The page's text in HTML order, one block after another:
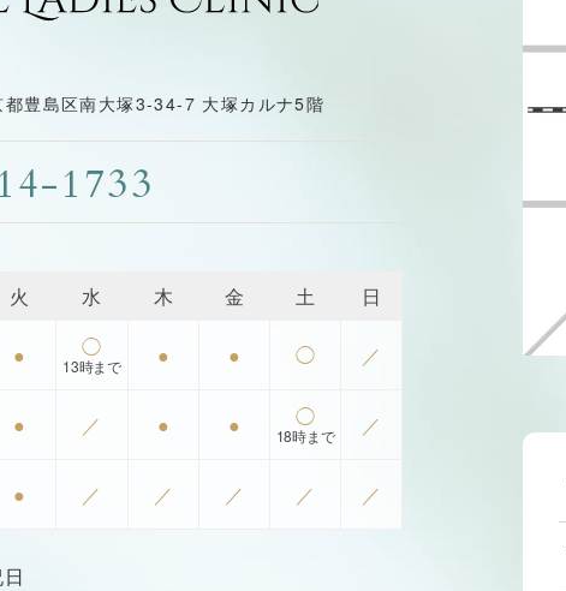
豊島区南大塚3-34-7 大塚カルナ5階
1733
火 水 木 金 土 日
● ◯
13時まで ● ● ◯ ／
● ／ ● ● ◯
18時まで ／
● ／ ／ ／ ／ ／